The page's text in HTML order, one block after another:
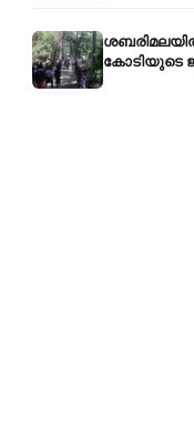
കോടിയുടെ
എരുമേലി